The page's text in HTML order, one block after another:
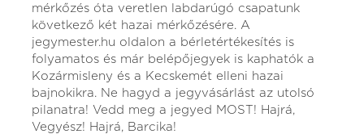
mérkőzés óta veretlen labdarúgó csapatunk
következő két hazai mérkőzésére. A
jegymester.hu oldalon a bérletértékesítés is
folyamatos és már belépőjegyek is kaphatók a
Kozármisleny és a Kecskemét elleni hazai
bajnokikra. Ne hagyd a jegyvásárlást az utolsó
pilanatra! Vedd meg a jegyed MOST! Hajrá,
Vegyész! Hajrá, Barcika!